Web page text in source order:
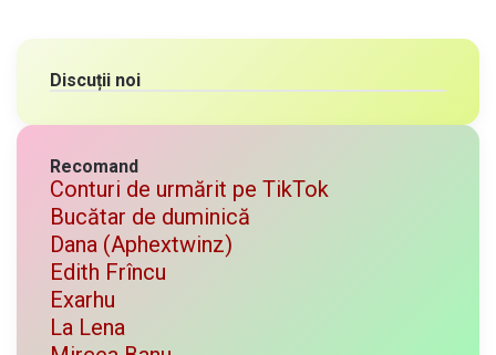
Discuții noi
Recomand
Conturi de urmărit pe TikTok
Bucătar de duminică
Dana (Aphextwinz)
Edith Frîncu
Exarhu
La Lena